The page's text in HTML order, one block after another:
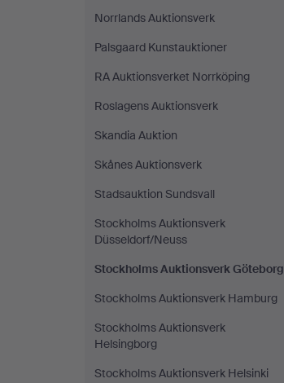
Norrlands Auktionsverk
Palsgaard Kunstauktioner
RA Auktionsverket Norrköping
Roslagens Auktionsverk
Skandia Auktion
Skånes Auktionsverk
Stadsauktion Sundsvall
Stockholms Auktionsverk
Düsseldorf/Neuss
Stockholms Auktionsverk Göteborg
Stockholms Auktionsverk Hamburg
Stockholms Auktionsverk
Helsingborg
Stockholms Auktionsverk Helsinki